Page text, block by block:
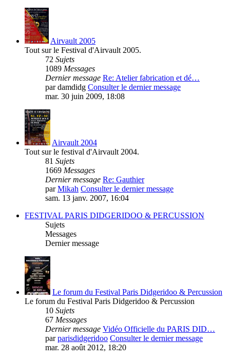
Airvault 2005
Tout sur le Festival d'Airvault 2005.
72 Sujets
1089 Messages
Dernier message Re: Atelier fabrication et dé…
pardamdidg Consulter le dernier message
mar. 30 juin 2009, 18:08
Airvault 2004
Tout sur le festival d'Airvault 2004.
81 Sujets
1669 Messages
Dernier message Re: Gauthier
parMikah Consulter le dernier message
sam. 13 janv. 2007, 16:04
FESTIVAL PARIS DIDGERIDOO & PERCUSSION
Sujets
Messages
Dernier message
Le forum du Festival Paris Didgeridoo & Percussion
Le forum du Festival Paris Didgeridoo & Percussion
10 Sujets
67 Messages
Dernier message Vidéo Officielle du PARIS DID…
parparisdidgeridoo Consulter le dernier message
mar. 28 août 2012, 18:20